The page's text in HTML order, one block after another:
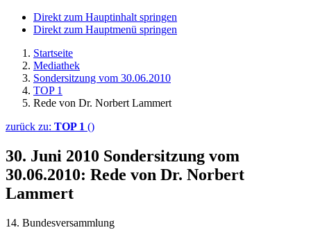
Direkt zum Hauptinhalt springen
Direkt zum Hauptmenü springen
Startseite
Mediathek
Sondersitzung vom 30.06.2010
TOP 1
Rede von Dr. Norbert Lammert
zurück zu: TOP 1 ()
30. Juni 2010 Sondersitzung vom
30.06.2010: Rede von Dr. Norbert
Lammert
14. Bundesversammlung